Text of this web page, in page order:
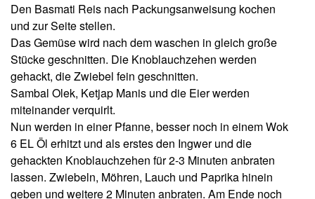
Den Basmati Reis nach Packungsanweisung kochen
und zur Seite stellen.
Das Gemüse wird nach dem waschen in gleich große
Stücke geschnitten. Die Knoblauchzehen werden
gehackt, die Zwiebel fein geschnitten.
Sambal Olek, Ketjap Manis und die Eier werden
miteinander verquirlt.
Nun werden in einer Pfanne, besser noch in einem Wok
6 EL Öl erhitzt und als erstes den Ingwer und die
gehackten Knoblauchzehen für 2-3 Minuten anbraten
lassen. Zwiebeln, Möhren, Lauch und Paprika hinein
geben und weitere 2 Minuten anbraten. Am Ende noch